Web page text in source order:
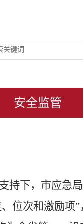
安全监管
持下，市应急
位次和激励项”